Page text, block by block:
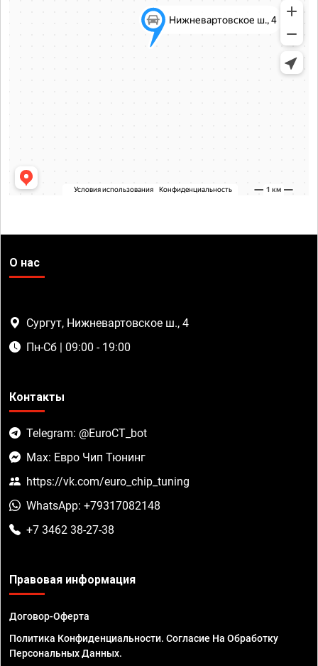
О нас
Сургут, Нижневартовское ш., 4
Пн-Сб | 09:00 - 19:00
Контакты
Telegram: @EuroCT_bot
Max: Евро Чип Тюнинг
https://vk.com/euro_chip_tuning
WhatsApp: +79317082148
+7 3462 38-27-38
Правовая информация
Договор-Оферта
Политика Конфиденциальности. Согласие На Обработку
Персональных Данных.